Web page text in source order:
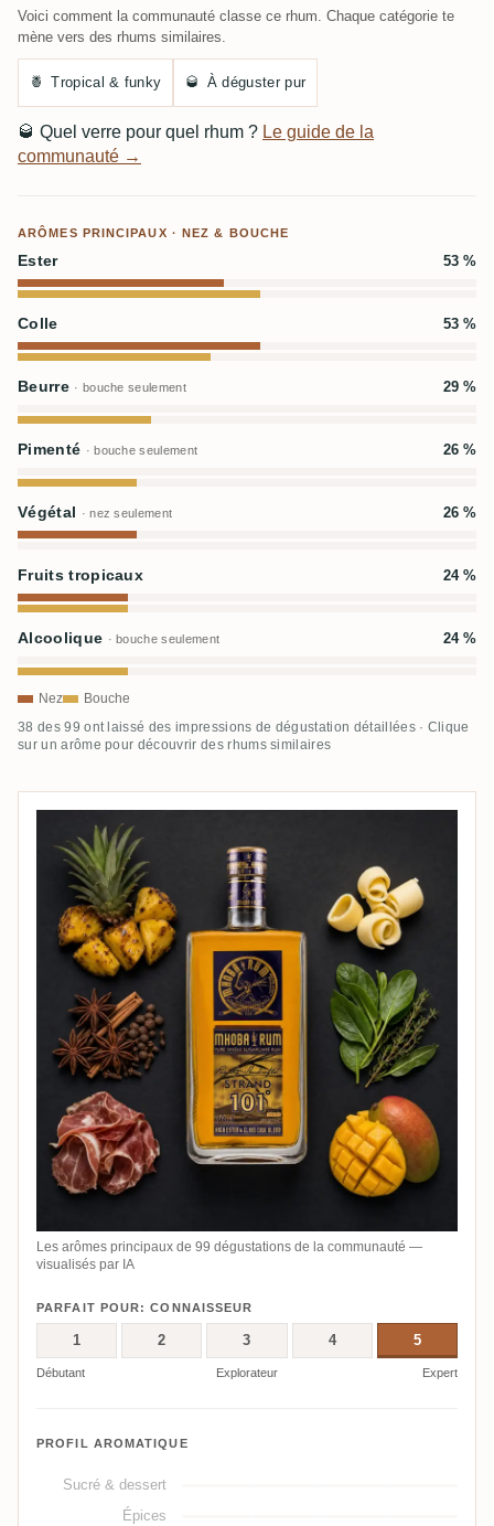
Voici comment la communauté classe ce rhum. Chaque catégorie te
mène vers des rhums similaires.
🍍 Tropical & funky 🥃 À déguster pur
🥃 Quel verre pour quel rhum ? Le guide de la
communauté →
ARÔMES PRINCIPAUX · NEZ & BOUCHE
Ester 53 %
Colle 53 %
Beurre · bouche seulement 29 %
Pimenté · bouche seulement 26 %
Végétal · nez seulement 26 %
Fruits tropicaux 24 %
Alcoolique · bouche seulement 24 %
Nez Bouche
38 des 99 ont laissé des impressions de dégustation détaillées · Clique
sur un arôme pour découvrir des rhums similaires
Les arômes principaux de 99 dégustations de la communauté —
visualisés par IA
PARFAIT POUR: CONNAISSEUR
1 2 3 4 5
Débutant Explorateur Expert
PROFIL AROMATIQUE
Sucré & dessert
Épices